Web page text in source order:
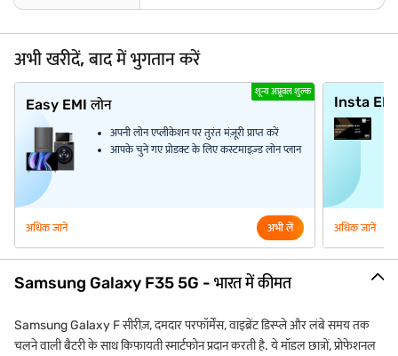
अभी खरीदें, बाद में भुगतान करें
शून्य अप्रूवल शुल्क
Easy EMI लोन
अपनी लोन एप्लीकेशन पर तुरंत मंज़ूरी प्राप्त करें
आपके चुने गए प्रोडक्ट के लिए कस्टमाइज़्ड लोन प्लान
अधिक जानें अभी लें
Insta
अधिक जानें
Samsung Galaxy F35 5G - भारत में कीमत
Samsung Galaxy F सीरीज़, दमदार परफॉर्मेंस, वाइब्रेंट डिस्प्ले और लंबे समय तक
चलने वाली बैटरी के साथ किफायती स्मार्टफोन प्रदान करती है. ये मॉडल छात्रों, प्रोफेशनल